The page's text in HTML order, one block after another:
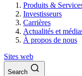
Produits &
Investisseurs
Carrières
Actualités et
À propos de nous
Sites web
Search